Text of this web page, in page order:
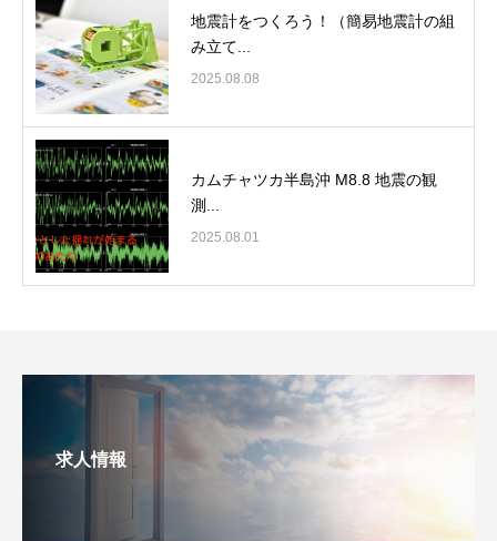
地震計をつくろう！（簡易地震計の組
み立て...
2025.08.08
カムチャツカ半島沖 M8.8 地震の観
測...
2025.08.01
求人情報